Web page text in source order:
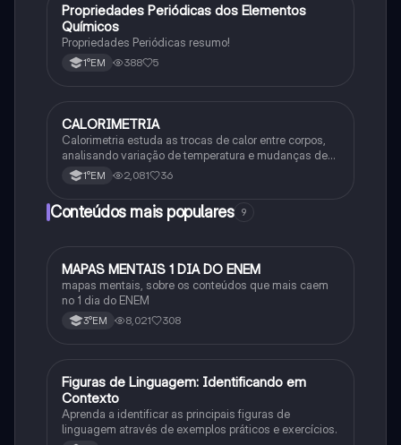
Química
Propriedades Periódicas dos Elementos
Químicos
Propriedades Periódicas resumo!
1°EM 388 5
Química
CALORIMETRIA
Calorimetria estuda as trocas de calor entre corpos,
analisando variação de temperatura e mudanças de
estado físico. Usa conceitos como calor sensível,
latente e capacidade térmica.
1°EM 2,081 36
Conteúdos mais populares 9
Português
MAPAS MENTAIS 1 DIA DO ENEM
mapas mentais, sobre os conteúdos que mais caem
no 1 dia do ENEM
3°EM 8,021 308
FPortuguês
Figuras de Linguagem: Identificando em
Contexto
Aprenda a identificar as principais figuras de
linguagem através de exemplos práticos e exercícios.